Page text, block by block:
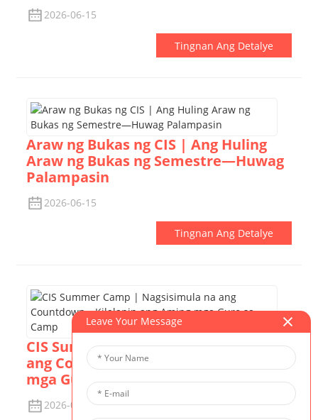
2026-06-15
Tingnan Ang Detalye
Araw ng Bukas ng CIS | Ang Huling
Araw ng Bukas ng Semestre—Huwag
Palampasin
2026-06-15
Tingnan Ang Detalye
CIS Summer Camp | Nagsisimula na
ang Countdown—Kilalanin ang Aming
mga Guro sa Camp
2026-06-15
Leave Your Message